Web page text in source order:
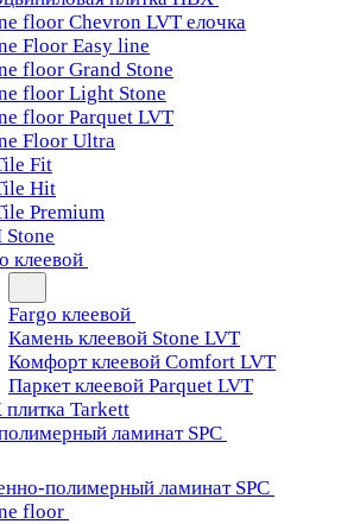
floor Chevron LVT елочка
Floor Easy line
floor Grand Stone
floor Light Stone
floor Parquet LVT
Floor Ultra
Fit
Hit
Premium
Stone
клеевой
Fargo клеевой
Камень клеевой Stone LVT
Комфорт клеевой Comfort LVT
Паркет клеевой Parquet LVT
Tarkett
ламинат SPC
полимерный ламинат SPC
floor